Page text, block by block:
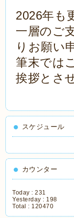
2026年も
一層のご
りお願い
筆末では
挨拶とさ
スケジュール
カウンター
Today :231
Yesterday : 198
Total : 120470